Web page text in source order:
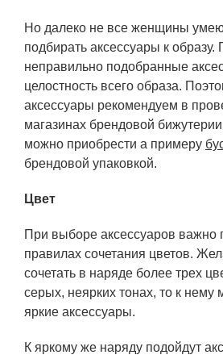
Но далеко не все женщины
подбирать аксессуары к образу.
неправильно подобранные
целостность всего образа.
аксессуары рекомендуем в
магазинах брендовой
можно приобрести а примеру
брендовой упаковкой.
Цвет
При выборе аксессуаров важно
правилах сочетания цветов.
сочетать в наряде более трех
серых, неярких тонах, то к нему
яркие аксессуары.
К яркому же наряду подойдут